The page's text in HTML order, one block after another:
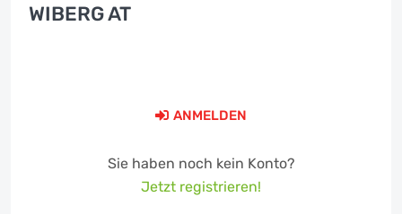
WIBERG AT
ANMELDEN
Sie haben noch kein Konto?
Jetzt registrieren!